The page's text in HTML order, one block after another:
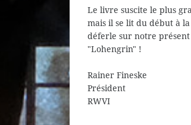
Le livre suscite le plus
mais il se lit du début à
déferle sur notre présent
"Lohengrin" !
Rainer Fineske
Président
RWVI